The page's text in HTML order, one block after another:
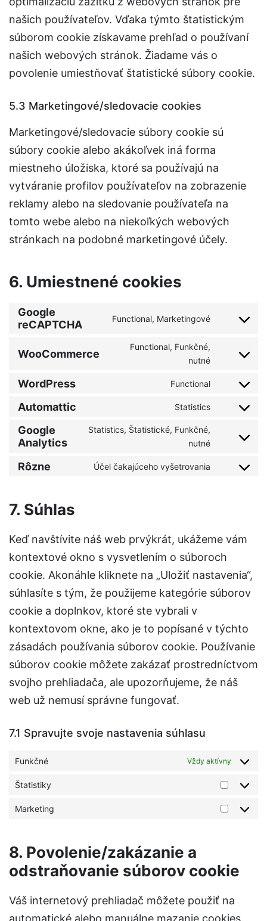
našich používateľov. Vďaka týmto štatistickým
súborom cookie získavame prehľad o používaní
našich webových stránok. Žiadame vás o
povolenie umiestňovať štatistické súbory cookie.
5.3 Marketingové/sledovacie cookies
Marketingové/sledovacie súbory cookie sú
súbory cookie alebo akákoľvek iná forma
miestneho úložiska, ktoré sa používajú na
vytváranie profilov používateľov na zobrazenie
reklamy alebo na sledovanie používateľa na
tomto webe alebo na niekoľkých webových
stránkach na podobné marketingové účely.
6. Umiestnené cookies
Google
reCAPTCHA
Functional, Marketingové
WooCommerce
Functional, Funkčné,
nutné
WordPress Functional
Automattic Statistics
Google
Analytics
Statistics, Štatistické, Funkčné,
nutné
Rôzne Účel čakajúceho vyšetrovania
7. Súhlas
Keď navštívite náš web prvýkrát, ukážeme vám
kontextové okno s vysvetlením o súboroch
cookie. Akonáhle kliknete na „Uložiť nastavenia“,
súhlasíte s tým, že použijeme kategórie súborov
cookie a doplnkov, ktoré ste vybrali v
kontextovom okne, ako je to popísané v týchto
zásadách používania súborov cookie. Používanie
súborov cookie môžete zakázať prostredníctvom
svojho prehliadača, ale upozorňujeme, že náš
web už nemusí správne fungovať.
7.1 Spravujte svoje nastavenia súhlasu
Funkčné Vždy aktívny
Štatistiky
Marketing
8. Povolenie/zakázanie a
odstraňovanie súborov cookie
Váš internetový prehliadač môžete použiť na
automatické alebo manuálne mazanie cookies.